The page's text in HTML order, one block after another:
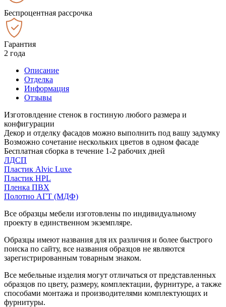
Беспроцентная рассрочка
Гарантия
2 года
Описание
Отделка
Информация
Отзывы
Изготовлдение стенок в гостиную любого размера и
конфигурации
Декор и отделку фасадов можно выполнить под вашу задумку
Возможно сочетание нескольких цветов в одном фасаде
Бесплатная сборка в течение 1-2 рабочих дней
ЛДСП
Пластик Alvic Luxe
Пластик HPL
Пленка ПВХ
Полотно АГТ (МДФ)
Все образцы мебели изготовлены по индивидуальному
проекту в единственном экземпляре.
Образцы имеют названия для их различия и более быстрого
поиска по сайту, все названия образцов не являются
зарегистрированным товарным знаком.
Все мебельные изделия могут отличаться от представленных
образцов по цвету, размеру, комплектации, фурнитуре, а также
способами монтажа и производителями комплектующих и
фурнитуры.